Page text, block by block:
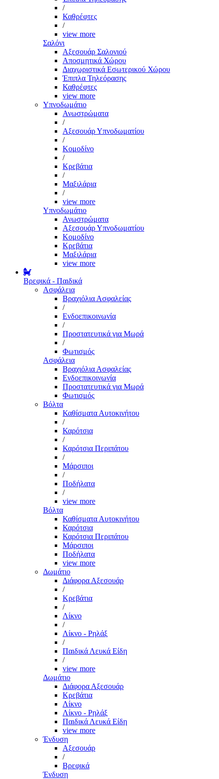
/
Καθρέφτες
/
view more
Σαλόνι
Αξεσουάρ Σαλονιού
Αποσμητικά Χώρου
Διαχωριστικά Εσωτερικού Χώρου
Έπιπλα Τηλεόρασης
Καθρέφτες
view more
Υπνοδωμάτιο
Ανωστρώματα
/
Αξεσουάρ Υπνοδωματίου
/
Κομοδίνο
/
Κρεβάτια
/
Μαξιλάρια
/
view more
Υπνοδωμάτιο
Ανωστρώματα
Αξεσουάρ Υπνοδωματίου
Κομοδίνο
Κρεβάτια
Μαξιλάρια
view more
Βρεφικά - Παιδικά
Ασφάλεια
Βραχιόλια Ασφαλείας
/
Ενδοεπικοινωνία
/
Προστατευτικά για Μωρά
/
Φωτισμός
Ασφάλεια
Βραχιόλια Ασφαλείας
Ενδοεπικοινωνία
Προστατευτικά για Μωρά
Φωτισμός
Βόλτα
Καθίσματα Αυτοκινήτου
/
Καρότσια
/
Καρότσια Περιπάτου
/
Μάρσιποι
/
Ποδήλατα
/
view more
Βόλτα
Καθίσματα Αυτοκινήτου
Καρότσια
Καρότσια Περιπάτου
Μάρσιποι
Ποδήλατα
view more
Δωμάτιο
Διάφορα Αξεσουάρ
/
Κρεβάτια
/
Λίκνο
/
Λίκνο - Ρηλάξ
/
Παιδικά Λευκά Είδη
/
view more
Δωμάτιο
Διάφορα Αξεσουάρ
Κρεβάτια
Λίκνο
Λίκνο - Ρηλάξ
Παιδικά Λευκά Είδη
view more
Ένδυση
Αξεσουάρ
/
Βρεφικά
Ένδυση